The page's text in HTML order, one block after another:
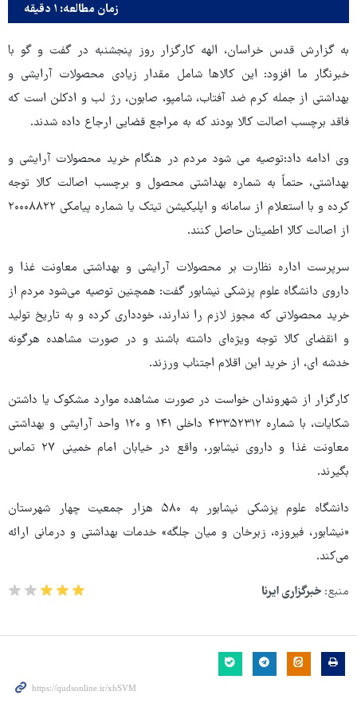
زمان مطالعه: ۱ دقیقه
به گزارش قدس خراسان، الهه کارگزار روز پنجشنبه در گفت و گو با
خبرنگار ما افزود: این کالاها شامل مقدار زیادی محصولات آرایشی و
بهداشتی از جمله کرم ضد آفتاب، شامپو، صابون، رژ لب و ادکلن است که
فاقد برچسب اصالت کالا بودند که به مراجع قضایی ارجاع داده شدند.
وی ادامه داد:توصیه می شود مردم در هنگام خرید محصولات آرایشی و
بهداشتی، حتماً به شماره بهداشتی محصول و برچسب اصالت کالا توجه
کرده و با استعلام از سامانه و اپلیکیشن تیتک یا شماره پیامکی ۲۰۰۰۸۸۲۲
از اصالت کالا اطمینان حاصل کنند.
سرپرست اداره نظارت بر محصولات آرایشی و بهداشتی معاونت غذا و
داروی دانشگاه علوم پزشکی نیشابور گفت: همچنین توصیه می‌شود مردم از
خرید محصولاتی که مجوز لازم را ندارند، خودداری کرده و به تاریخ تولید
و انقضای کالا توجه ویژه‌ای داشته باشند و در صورت مشاهده هرگونه
خدشه ای، از خرید این اقلام اجتناب ورزند.
کارگزار از شهروندان خواست در صورت مشاهده موارد مشکوک یا داشتن
شکایات، با شماره ۴۳۳۵۲۳۱۲ داخلی ۱۴۱ و ۱۲۰ واحد آرایشی و بهداشتی
معاونت غذا و داروی نیشابور، واقع در خیابان امام خمینی ۲۷ تماس
بگیرند.
دانشگاه علوم پزشکی نیشابور به ۵۸۰ هزار جمعیت چهار شهرستان
«نیشابور، فیروزه، زبرخان و میان جلگه» خدمات بهداشتی و درمانی ارائه
می‌کند.
منبع: خبرگزاری ایرنا